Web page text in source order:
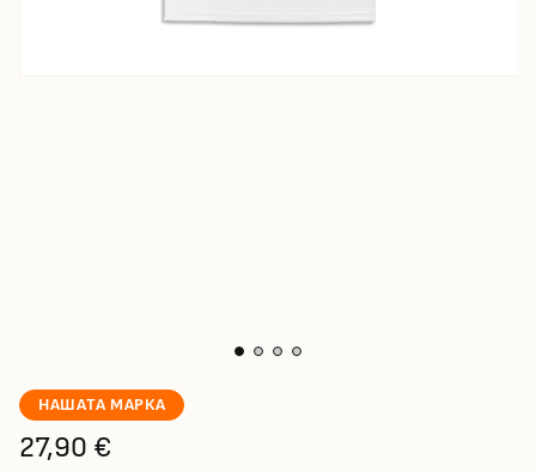
НАШАТА МАРКА
27,90 €